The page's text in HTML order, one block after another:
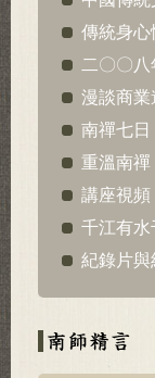
傳統身心
二〇〇
漫談商業
南禪七日
重溫南禪
講座視頻
千江有水
紀錄片與